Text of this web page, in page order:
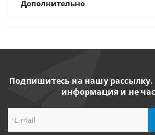
Дополнительно
Подпишитесь на нашу рассылку.
информация и не